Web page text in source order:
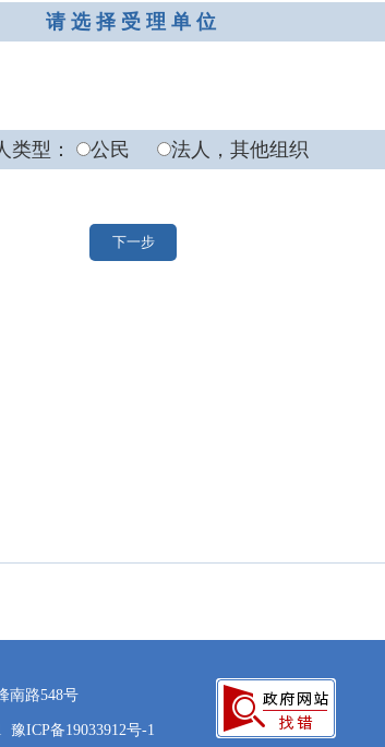
请 选 择 受 理 单 位
类型： 公民 法人，其他组织
下一步
南路548号
豫ICP备19033912号-1